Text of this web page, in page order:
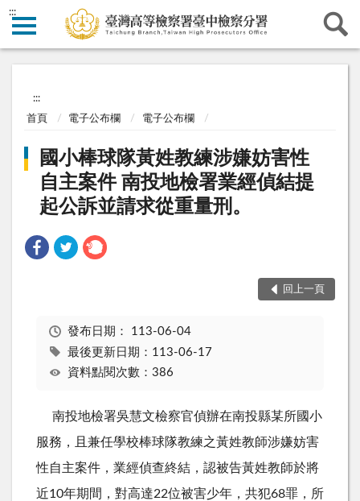
:::
:::
首頁 電子公布欄 電子公布欄
國小棒球隊黃姓教練涉嫌妨害性
自主案件 南投地檢署業經偵結提
起公訴並請求從重量刑。
回上一頁
發布日期： 113-06-04
最後更新日期：113-06-17
資料點閱次數：386
南投地檢署吳慧文檢察官偵辦在南投縣某所國小
服務，且兼任學校棒球隊教練之黃姓教師涉嫌妨害
性自主案件，業經偵查終結，認被告黃姓教師於將
近10年期間，對高達22位被害少年，共犯68罪，所